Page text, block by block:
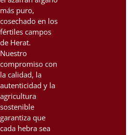
más puro,
cosechado en los
fértiles campos
de Herat.
Nuestro
compromiso con
la calidad, la
autenticidad y la
agricultura
sostenible
garantiza que
cada hebra sea